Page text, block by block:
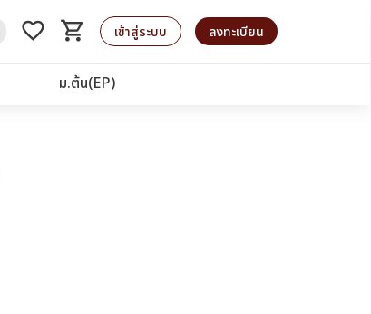
favorite_border shopping_cart
รถเข็น เข้าสู่ระบบ ลงทะเบียน
ม.ต้น(EP)